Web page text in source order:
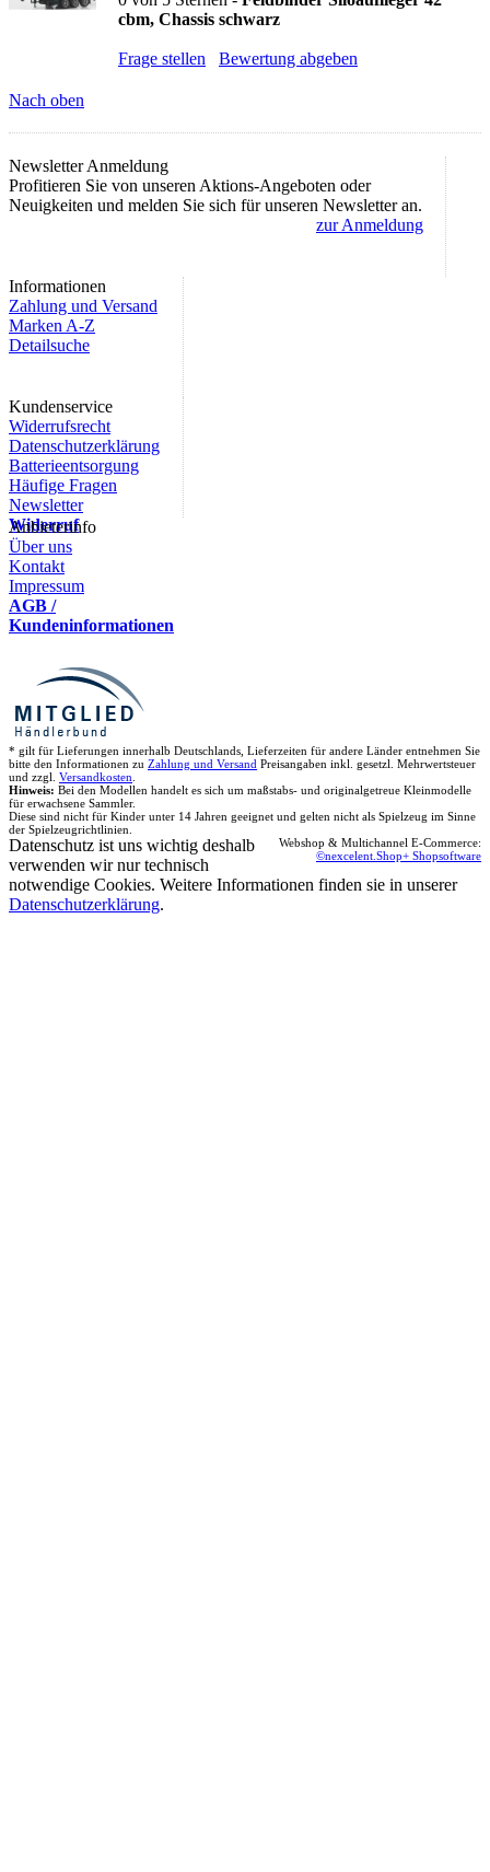
cbm, Chassis schwarz
Frage stellen Bewertung abgeben
Nach oben
Newsletter Anmeldung
Profitieren Sie von unseren Aktions-Angeboten oder
Neuigkeiten und melden Sie sich für unseren Newsletter an.
zur Anmeldung
Informationen
Zahlung und Versand
Marken A-Z
Detailsuche
Kundenservice
Widerrufsrecht
Datenschutzerklärung
Batterieentsorgung
Häufige Fragen
Newsletter
Widerruf
Anbieterinfo
Über uns
Kontakt
Impressum
AGB /
Kundeninformationen
* gilt für Lieferungen innerhalb Deutschlands, Lieferzeiten für andere Länder entnehmen Sie
bitte den Informationen zu Zahlung und Versand Preisangaben inkl. gesetzl. Mehrwertsteuer
und zzgl. Versandkosten
Hinweis: Bei den Modellen handelt es sich um maßstabs- und originalgetreue Kleinmodelle
für erwachsene Sammler.
Diese sind nicht für Kinder unter 14 Jahren geeignet und gelten nicht als Spielzeug im Sinne
der Spielzeugrichtlinien.
Webshop & Multichannel E-Commerce:
©nexcelent.Shop+ Shopsoftware
Datenschutz ist uns wichtig deshalb
verwenden wir nur technisch
notwendige Cookies. Weitere Informationen finden sie in unserer
Datenschutzerklärung.